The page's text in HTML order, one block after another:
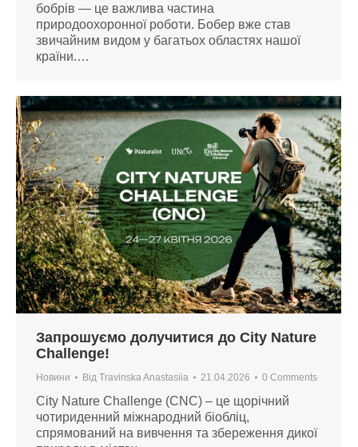
бобрів — це важлива частина
природоохоронної роботи. Бобер вже став
звичайним видом у багатьох областях нашої
країни.…
Запрошуємо долучитися до City Nature
Challenge!
Новини Від Travinska Anastasiia 21.04.2026 0 Comments
City Nature Challenge (CNC) – це щорічний
чотириденний міжнародний біобліц,
спрямований на вивчення та збереження дикої